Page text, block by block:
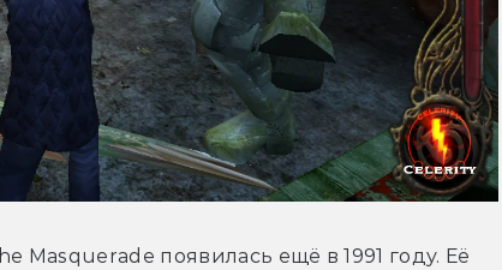
Masquerade появилась ещё в 1991 году. Её